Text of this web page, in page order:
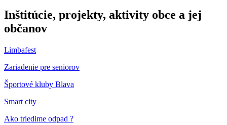
Inštitúcie, projekty, aktivity obce a jej
občanov
Limbafest
Zariadenie pre seniorov
Športové kluby Blava
Smart city
Ako triedime odpad ?